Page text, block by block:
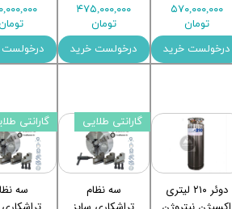
۵۷۰,۰۰۰,۰۰۰
تومان
درخولست خرید
۴۷۵,۰۰۰,۰۰۰
تومان
درخولست خرید
درخولست
دوئر ۲۱۰ لیتری
سه نظام
گارانتی طلایی
سه
گارانتی